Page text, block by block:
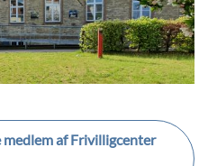
af Frivilligcenter